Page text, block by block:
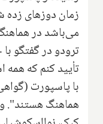
زمان دوزهای
می‌باشد در
ترودو در گفتگو
تأیید کنم که همه
با پاسپورت
هماهنگ هستند".